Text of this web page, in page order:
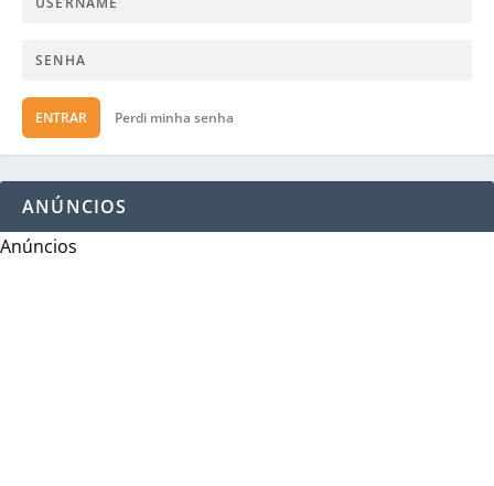
ENTRAR Perdi minha senha
ANÚNCIOS
Anúncios